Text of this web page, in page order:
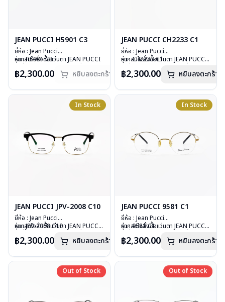
JEAN PUCCI H5901 C3
ยี่ห้อ : Jean Pucci
รุ่น : H5901 C3
เลนส์ : Demo Lens
น้ำหนัก : 18 กรัม
อุปกรณ์ : กล่องแว่น, ผ้าเช็ดแว่น
หากสนใจสั่งชื้อแว่นตา JEAN PUCCI
กรุณาติดต่อเราคลิก
สั่งกรุณาติดต่อเราคลิก
สินค้าหมดสต๊อกชั่วคราวหากต้องการ
คลิก
฿2,300.00 หยิบลงตะกร้า
JEAN PUCCI CH2233 C1
ยี่ห้อ : Jean Pucci
รุ่น : CH2233 C1
เลนส์ : Demo Lens
น้ำหนัก : 22 กรัม
อุปกรณ์ : กล่องแว่น ผ้าเช็ดแว่น
หากสนใจสั่งชื้อแว่นตา JEAN PUCCI
กรุณาติดต่อเราคลิก
฿2,300.00 หยิบลงตะกร้า
In Stock
JEAN PUCCI JPV-2008 C10
ยี่ห้อ : Jean Pucci
รุ่น : JPV-2008 C10
เลนส์ : Demo Lens
น้ำหนัก : 21 กรัม
อุปกรณ์ : กล่องแว่น ผ้าเช็ดแว่น
การรับประกัน : 1 ปี
หากสนใจสั่งชื้อแว่นตา JEAN PUCCI
กรุณาติดต่อเราคลิก
฿2,300.00 หยิบลงตะกร้า
In Stock
JEAN PUCCI 9581 C1
ยี่ห้อ : Jean Pucci
รุ่น : 9581 C1
เลนส์ : Demo Lens
น้ำหนัก : 16 กรัม
อุปกรณ์ : กล่องแว่น, ผ้าเช็ดแว่น
การรับประกัน : 1 ปี
หากสนใจสั่งชื้อแว่นตา JEAN PUCCI
กรุณาติดต่อเราคลิก
฿2,300.00 หยิบลงตะกร้า
Out of Stock
Out of Stock Out of Stock
Out of Stock